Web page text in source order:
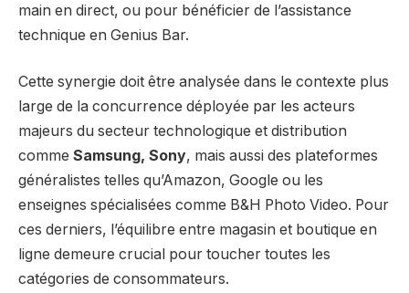
main en direct, ou pour bénéficier de l’assistance
technique en Genius Bar.
Cette synergie doit être analysée dans le contexte plus
large de la concurrence déployée par les acteurs
majeurs du secteur technologique et distribution
comme Samsung, Sony, mais aussi des plateformes
généralistes telles qu’Amazon, Google ou les
enseignes spécialisées comme B&H Photo Video. Pour
ces derniers, l’équilibre entre magasin et boutique en
ligne demeure crucial pour toucher toutes les
catégories de consommateurs.